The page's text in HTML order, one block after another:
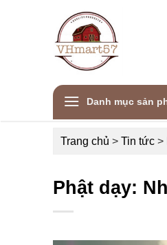
Danh mục sản
Trang chủ > Tin tức >
Phật dạy: